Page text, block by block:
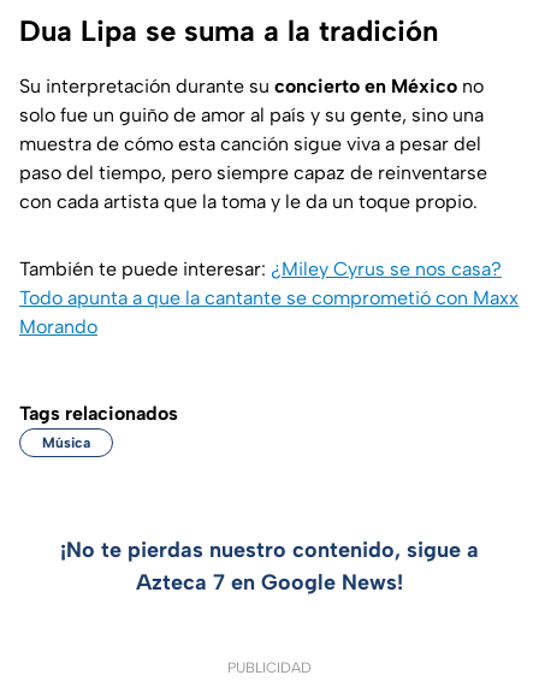
Dua Lipa se suma a la tradición
Su interpretación durante su concierto en México no
solo fue un guiño de amor al país y su gente, sino una
muestra de cómo esta canción sigue viva a pesar del
paso del tiempo, pero siempre capaz de reinventarse
con cada artista que la toma y le da un toque propio.
También te puede interesar: ¿Miley Cyrus se nos casa?
Todo apunta a que la cantante se comprometió con Maxx
Morando
Tags relacionados
Música
¡No te pierdas nuestro contenido, sigue a
Azteca 7 en Google News!
PUBLICIDAD